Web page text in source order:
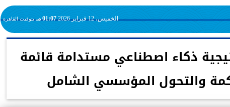
الخميس، 12 فبراير 2026 01:07 مـ بتوقيت القاهرة
ذكاء اصطناعي مستدامة قائمة
والتحول المؤسسي الشامل